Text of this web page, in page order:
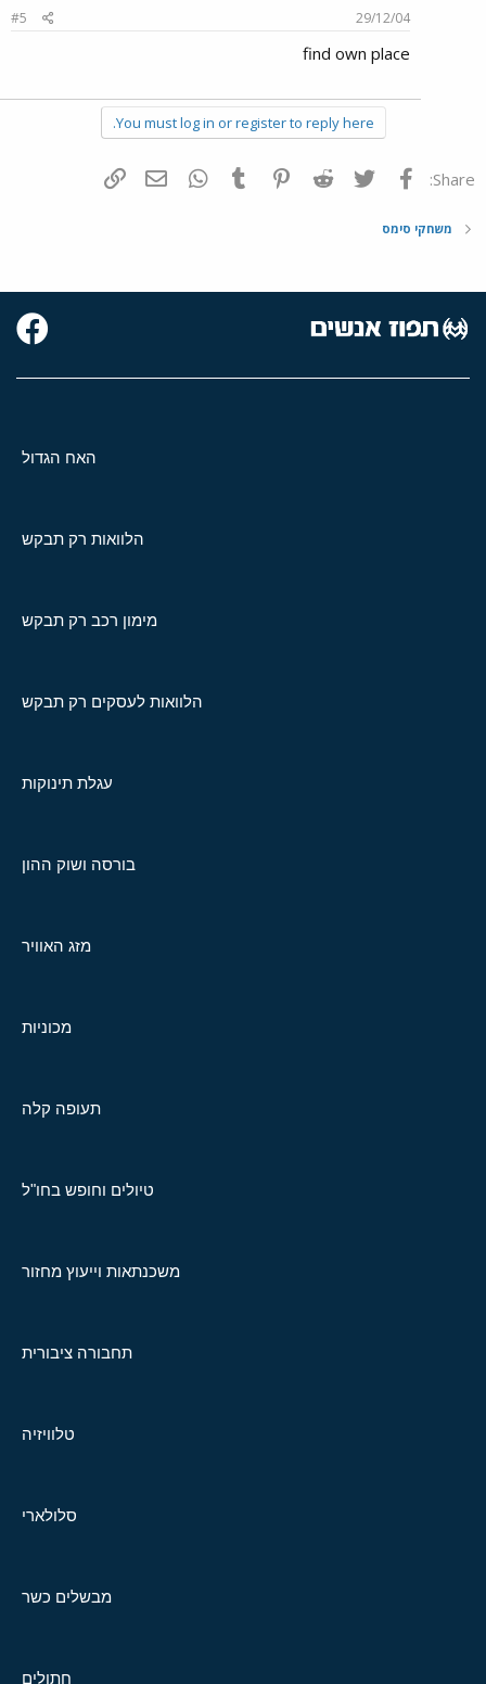
29/12/04
#5
find own place
You must log in or register to reply here.
Share: פייסבוק Twitter
Reddit
Pinterest
Tumblr
WhatsAppדואר אלקטרוני
משחקי סימס
האח הגדול
הלוואות רק תבקש
מימון רכב רק תבקש
הלוואות לעסקים רק תבקש
עגלת תינוקות
בורסה ושוק ההון
מזג האוויר
מכוניות
תעופה קלה
טיולים וחופש בחו"ל
משכנתאות וייעוץ מחזור
תחבורה ציבורית
טלוויזיה
סלולארי
מבשלים כשר
חתולים